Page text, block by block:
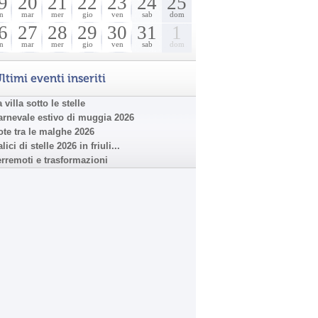
mar mer gio ven sab dom
27
mar
28
mer
29
gio
30
ven
31
sab
1
dom
eventi inseriti
villa sotto le stelle
estivo di muggia 2026
tra le malghe 2026
di stelle 2026 in friuli...
e trasformazioni